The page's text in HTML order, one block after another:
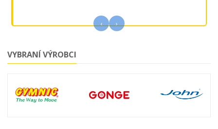
‹ ›
VYBRANÍ VÝROBCI